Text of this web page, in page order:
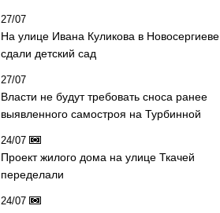
27/07
На улице Ивана Куликова в Новосергиеве
сдали детский сад
27/07
Власти не будут требовать сноса ранее
выявленного самостроя на Турбинной
24/07
Проект жилого дома на улице Ткачей
переделали
24/07